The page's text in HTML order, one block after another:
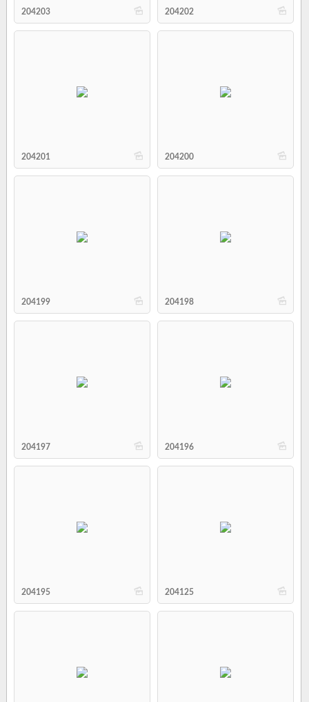
b
204203 b
204202
b
204201 b
204200
b
204199 b
204198
b
204197 b
204196
b
204195 b
204125